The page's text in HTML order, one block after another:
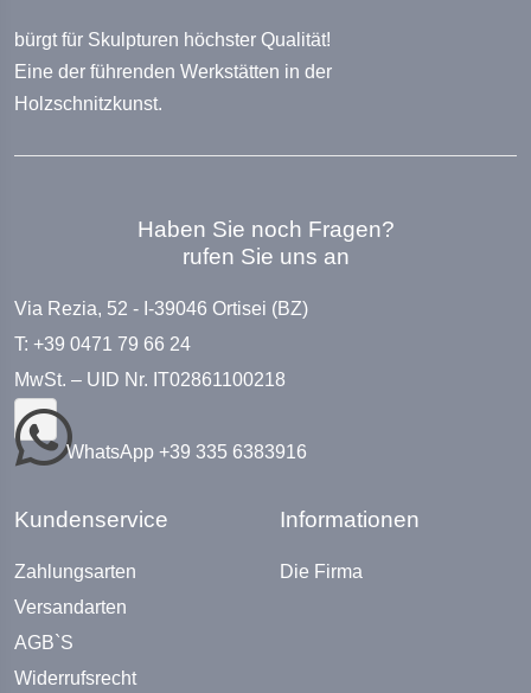
bürgt für Skulpturen höchster Qualität!
Eine der führenden Werkstätten in der
Holzschnitzkunst.
Haben Sie noch Fragen?
rufen Sie uns an
Via Rezia, 52 - I-39046 Ortisei (BZ)
T: +39 0471 79 66 24
MwSt. – UID Nr. IT02861100218
WhatsApp +39 335 6383916
Kundenservice
Zahlungsarten
Versandarten
AGB`S
Widerrufsrecht
Informationen
Die Firma